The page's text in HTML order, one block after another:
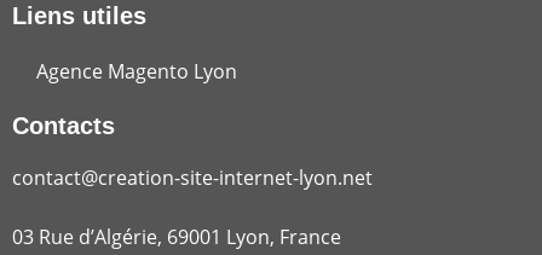
Liens utiles
Agence Magento Lyon
Contacts
contact@creation-site-internet-lyon.net
03 Rue d’Algérie, 69001 Lyon, France